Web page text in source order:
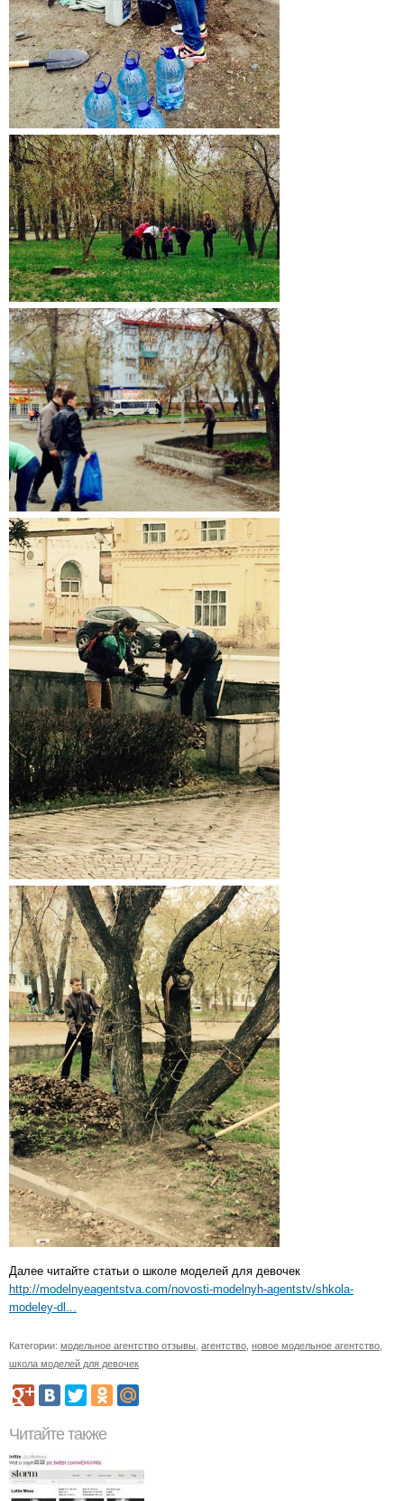
Далее читайте статьи о школе моделей для девочек
http://modelnyeagentstva.com/novosti-modelnyh-agentstv/shkola-
modeley-dl...
Категории: модельное агентство отзывы агентство новое модельное агентство
школа моделей для девочек
Читайте также